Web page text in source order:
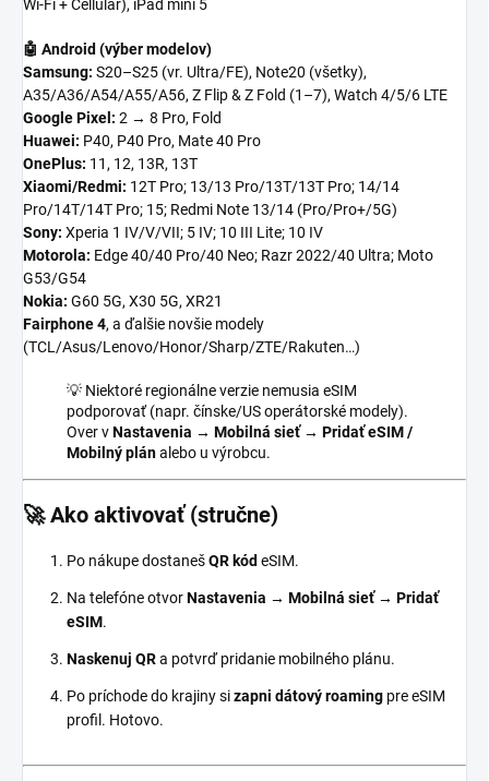
Wi-Fi + Cellular), iPad mini 5
🤖 Android (výber modelov)
Samsung: S20–S25 (vr. Ultra/FE), Note20 (všetky),
A35/A36/A54/A55/A56, Z Flip & Z Fold (1–7), Watch 4/5/6 LTE
Google Pixel: 2 → 8 Pro, Fold
Huawei: P40, P40 Pro, Mate 40 Pro
OnePlus: 11, 12, 13R, 13T
Xiaomi/Redmi: 12T Pro; 13/13 Pro/13T/13T Pro; 14/14
Pro/14T/14T Pro; 15; Redmi Note 13/14 (Pro/Pro+/5G)
Sony: Xperia 1 IV/V/VII; 5 IV; 10 III Lite; 10 IV
Motorola: Edge 40/40 Pro/40 Neo; Razr 2022/40 Ultra; Moto
G53/G54
Nokia: G60 5G, X30 5G, XR21
Fairphone 4, a ďalšie novšie modely
(TCL/Asus/Lenovo/Honor/Sharp/ZTE/Rakuten…)
💡 Niektoré regionálne verzie nemusia eSIM
podporovať (napr. čínske/US operátorské modely).
Over vNastavenia → Mobilná sieť → Pridať eSIM /
Mobilný plánalebo u výrobcu.
🚀 Ako aktivovať (stručne)
Po nákupe dostanešQR kód eSIM.
Na telefóne otvorNastavenia → Mobilná sieť → Pridať
eSIM.
Naskenuj QRa potvrď pridanie mobilného plánu.
Po príchode do krajiny sizapni dátový roaming pre eSIM
profil. Hotovo.